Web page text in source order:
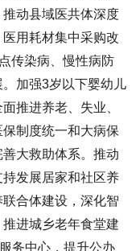
动县域医共体深度
用耗材集中采购改
传染病、慢性病防
加强3岁以下婴幼儿
推进养老、失业、
制度统一和大病保
大救助体系。推动
发展居家和社区养
合体建设，深化智
进城乡老年食堂建
务中心，提升公办